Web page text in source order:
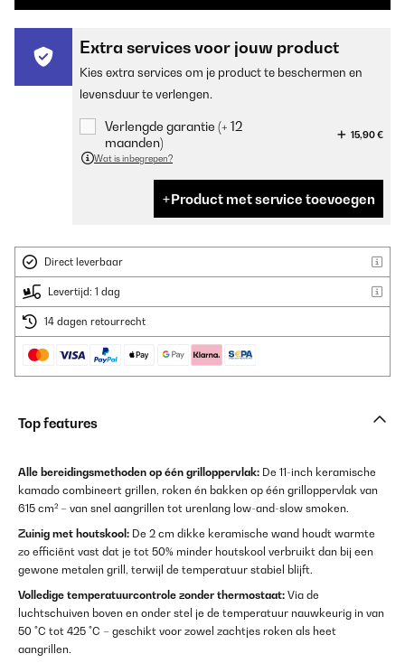
Extra services voor jouw product
Kies extra services om je product te beschermen en
levensduur te verlengen.
Verlengde garantie (+ 12
maanden)
15,90 €
Wat is inbegrepen?
Product met service toevoegen
Direct leverbaar
Levertijd: 1 dag
14 dagen retourrecht
Top features
Alle bereidingsmethoden op één grilloppervlak: De 11-inch keramische
kamado combineert grillen, roken én bakken op één grilloppervlak van
615 cm² – van snel aangrillen tot urenlang low-and-slow smoken.
Zuinig met houtskool: De 2 cm dikke keramische wand houdt warmte
zo efficiënt vast dat je tot 50% minder houtskool verbruikt dan bij een
gewone metalen grill, terwijl de temperatuur stabiel blijft.
Volledige temperatuurcontrole zonder thermostaat: Via de
luchtschuiven boven en onder stel je de temperatuur nauwkeurig in van
50 °C tot 425 °C – geschikt voor zowel zachtjes roken als heet
aangrillen.